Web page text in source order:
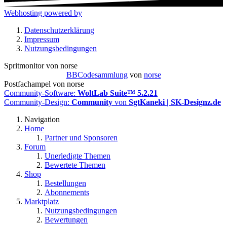
Webhosting powered by
Datenschutzerklärung
Impressum
Nutzungsbedingungen
Spritmonitor von norse
BBCodesammlungvon norse
Postfachampel von norse
Community-Software: WoltLab Suite™ 5.2.21
Community-Design: Community von SgtKaneki | SK-Designz.de
Navigation
Home
Partner und Sponsoren
Forum
Unerledigte Themen
Bewertete Themen
Shop
Bestellungen
Abonnements
Marktplatz
Nutzungsbedingungen
Bewertungen